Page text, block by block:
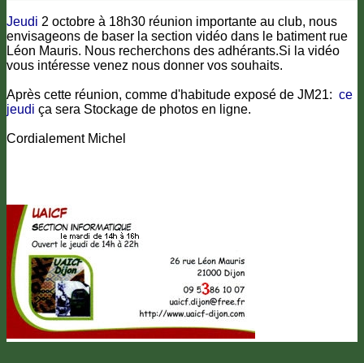
Jeudi 2 octobre à 18h30 réunion importante au club, nous
envisageons de baser la section vidéo dans le batiment rue
Léon Mauris. Nous recherchons des adhérants.Si la vidéo
vous intéresse venez nous donner vos souhaits.
Après cette réunion, comme d'habitude exposé de JM21: ce
jeudi ça sera Stockage de photos en ligne.
Cordialement Michel